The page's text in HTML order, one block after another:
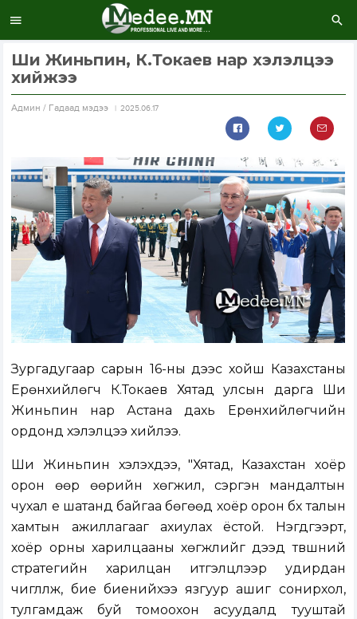
Ши Жиньпин, К.Токаев нар хэлэлцээ
хийжээ
Aдмин / Гадаад мэдээ 2025.06.17
Зургадугаар сарын 16-ны үдээс хойш Казахстаны
Ерөнхийлөгч К.Токаев Хятад улсын дарга Ши
Жиньпин нар Астана дахь Ерөнхийлөгчийн
ордонд хэлэлцээ хийлээ.
Ши Жиньпин хэлэхдээ, "Хятад, Казахстан хоёр
орон өөр өөрийн хөгжил, сэргэн мандалтын
чухал үе шатанд байгаа бөгөөд хоёр орон бүх талын
хамтын ажиллагааг ахиулах ёстой. Нэгдүгээрт,
хоёр орны харилцааны хөгжлийг дээд түвшний
стратегийн харилцан итгэлцлээр удирдан
чиглүүлж, бие биенийхээ язгуур ашиг сонирхол,
тулгамдаж буй томоохон асуудалд тууштай